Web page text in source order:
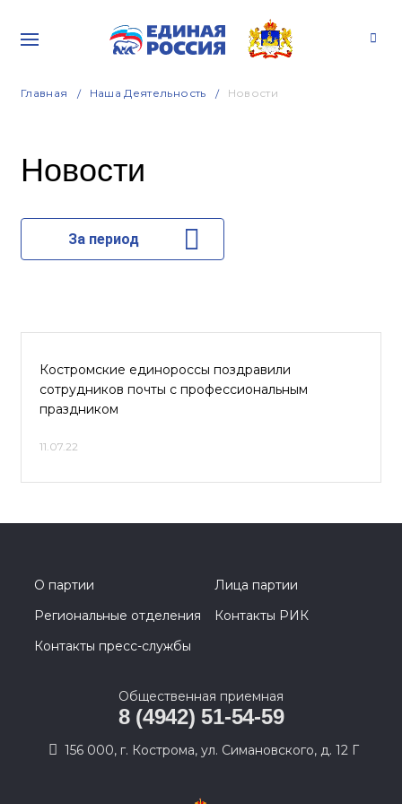
Главная Наша Деятельность Новости
Новости
За период
Костромские единороссы поздравили
сотрудников почты с профессиональным
праздником
11.07.22
О партии
Лица партии
Региональные отделения
Контакты РИК
Контакты пресс-службы
Общественная приемная
8 (4942) 51-54-59
156 000, г. Кострома, ул. Симановского, д. 12 Г